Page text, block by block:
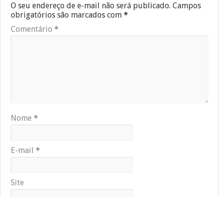
O seu endereço de e-mail não será publicado. Campos
obrigatórios são marcados com*
Comentário*
Nome*
E-mail*
Site